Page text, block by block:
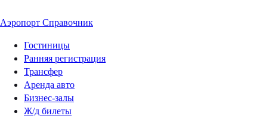
Аэропорт Справочник
Гостиницы
Ранняя регистрация
Трансфер
Аренда авто
Бизнес-залы
Ж/д билеты